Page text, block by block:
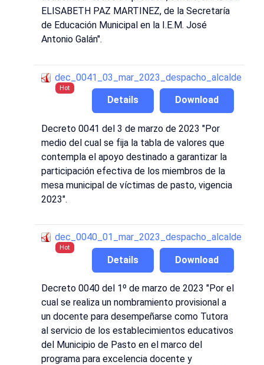
ELISABETH PAZ MARTINEZ, de la Secretaría
de Educación Municipal en la I.E.M. José
Antonio Galán".
dec_0041_03_mar_2023_despacho_alcalde
Hot
Download
Details
Decreto 0041 del 3 de marzo de 2023 "Por
medio del cual se fija la tabla de valores que
contempla el apoyo destinado a garantizar la
participación efectiva de los miembros de la
mesa municipal de víctimas de pasto, vigencia
2023".
dec_0040_01_mar_2023_despacho_alcalde
Hot
Download
Details
Decreto 0040 del 1º de marzo de 2023 "Por el
cual se realiza un nombramiento provisional a
un docente para desempeñarse como Tutora
al servicio de los establecimientos educativos
del Municipio de Pasto en el marco del
programa para excelencia docente y